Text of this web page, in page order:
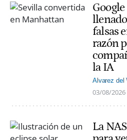
falsas
razón
la IA
Alvarez del
03/08/2026
La